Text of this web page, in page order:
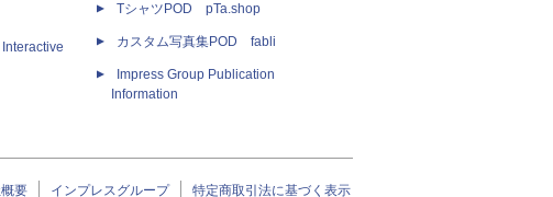
TシャツPOD pTa.shop
カスタム写真集POD fabli
Impress Group Publication
Information
要 インプレスグループ 特定商取引法に基づく表示